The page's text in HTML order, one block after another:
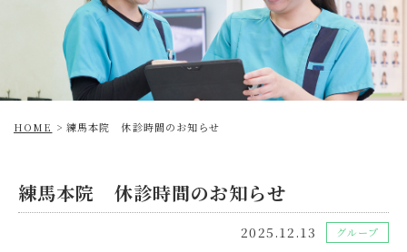
HOME > 練馬本院 休診時間のお知らせ
練馬本院 休診時間のお知らせ
2025.12.13 グループ